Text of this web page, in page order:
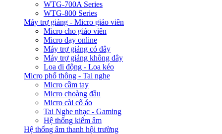
WTG-700A Series
WTG-800 Series
Máy trợ giảng - Micro giáo viên
Micro cho giáo viên
Micro dạy online
Máy trợ giảng có dây
Máy trợ giảng không dây
Loa di động - Loa kéo
Micro phổ thông - Tai nghe
Micro cầm tay
Micro choàng đầu
Micro cài cổ áo
Tai Nghe nhạc - Gaming
Hệ thống kiểm âm
Hệ thống âm thanh hội trường